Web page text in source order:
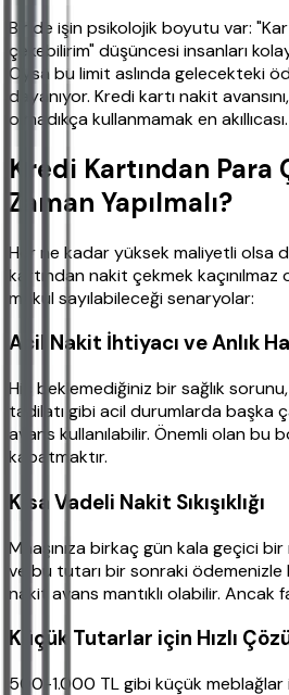
Bir de işin psikolojik boyutu var:
çekebilirim" düşüncesi insanları
Oysa bu limit aslında gelecekteki
dayanıyor. Kredi kartı nakit
olmadıkça kullanmamak en akıllıcası.
Kredi Kartından Para
Zaman Yapılmalı?
Her ne kadar yüksek maliyetli olsa
kartından nakit çekmek
makul sayılabileceği senaryolar:
Acil Nakit İhtiyacı ve Anlık
Hiç beklemediğiniz bir sağlık
tadilatı gibi acil durumlarda başka
avans kullanılabilir. Önemli olan bu
kapatmaktır.
Kısa Vadeli Nakit Sıkışıklığı
Maaşınıza birkaç gün kala geçici
ve bu tutarı bir sonraki
nakit avans mantıklı olabilir. Ancak
Küçük Tutarlar için Hızlı
500-1.000 TL gibi küçük meblağlar